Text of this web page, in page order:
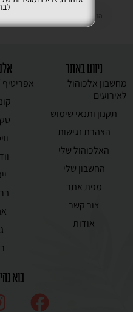
ניווט באתר
מחשבון אלכוהול
לאירועים
תקנון ותנאי שימוש
הצהרת נגישות
האלכוהול שלי
החשבון שלי
מפת אתר
צור קשר
אודות
בוא